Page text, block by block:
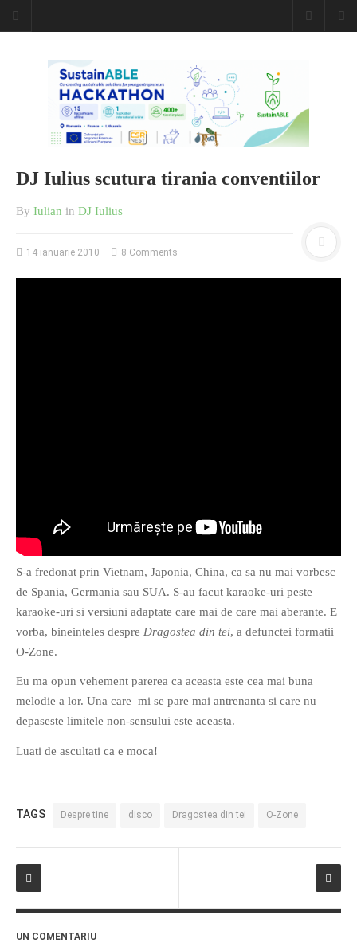
DJ Iulius scutura tirania conventiilor
By Iulian in DJ Iulius
14 ianuarie 2010 8 Comments
S-a fredonat prin Vietnam, Japonia, China, ca sa nu mai vorbesc
de Spania, Germania sau SUA. S-au facut karaoke-uri peste
karaoke-uri si versiuni adaptate care mai de care mai aberante. E
vorba, bineinteles despre Dragostea din tei, a defunctei formatii
O-Zone.
Eu ma opun vehement parerea ca aceasta este cea mai buna
melodie a lor. Una care mi se pare mai antrenanta si care nu
depaseste limitele non-sensului este aceasta.
Luati de ascultati ca e moca!
TAGS Despre tine disco Dragostea din tei O-Zone
UN COMENTARIU